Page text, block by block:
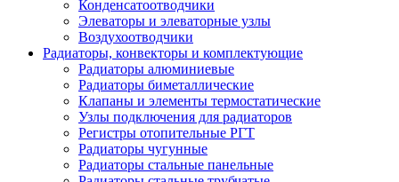
Конденсатоотводчики
Элеваторы и элеваторные узлы
Воздухоотводчики
Радиаторы, конвекторы и комплектующие
Радиаторы алюминиевые
Радиаторы биметаллические
Клапаны и элементы термостатические
Узлы подключения для радиаторов
Регистры отопительные РГТ
Радиаторы чугунные
Радиаторы стальные панельные